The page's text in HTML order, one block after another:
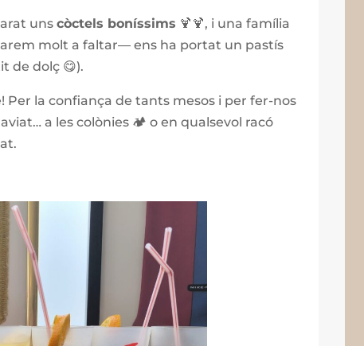
unscòctels boníssims 🍹🍹, i una família
molt a faltar— ens ha portat un pastís
de dolç 😋).
Per la confiança de tants mesos i per fer-nos
a les colònies 🏕️ o en qualsevol racó